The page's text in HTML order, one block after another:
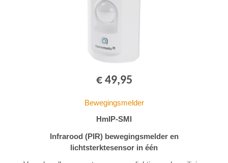
€ 49,95
Bewegingsmelder
HmIP-SMI
Infrarood (PIR) bewegingsmelder en
lichtsterktesensor in één